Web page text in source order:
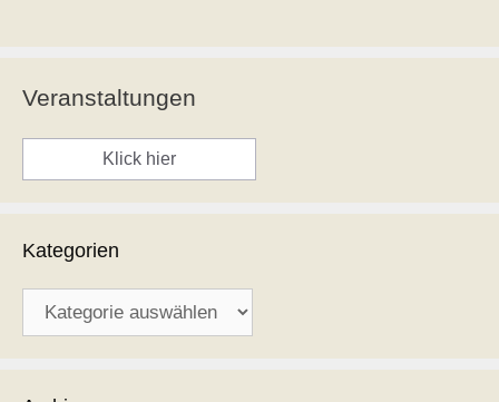
Veranstaltungen
Klick hier
Kategorien